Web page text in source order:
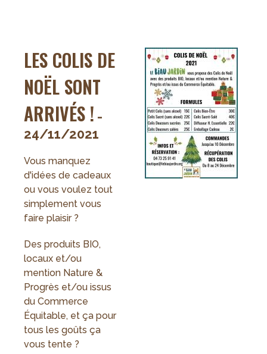
LES COLIS DE
NOËL SONT
ARRIVÉS ! -
24/11/2021
Vous manquez
d'idées de cadeaux
ou vous voulez tout
simplement vous
faire plaisir ?
Des produits BIO,
locaux et/ou
mention Nature &
Progrès et/ou issus
du Commerce
Équitable, et ça pour
tous les goûts ça
vous tente ?